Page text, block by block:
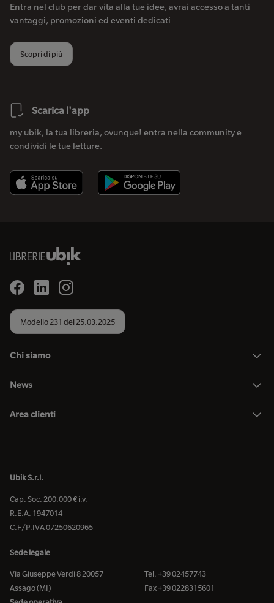
Entra nel club per dar vita alla tue idee, avrai accesso a tanti
vantaggi, promozioni ed eventi dedicati
Scopri di più
Scarica l'app
my ubik, la tua libreria, ovunque! entra nella community e
condividi le tue letture.
Modello 231 del 25.03.2025
Chi siamo
News
Area clienti
Ubik S.r.l.
Cap. Soc. 200.000 € i.v.
R.E.A. 1947014
C.F/P.IVA 07250620965
Sede legale
Via Giuseppe Verdi 8 20057
Assago (MI)
Tel. +39 02457743
Fax +39 0228315601